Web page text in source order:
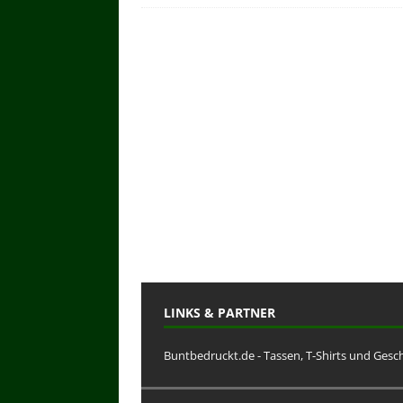
LINKS & PARTNER
Buntbedruckt.de - Tassen, T-Shirts und